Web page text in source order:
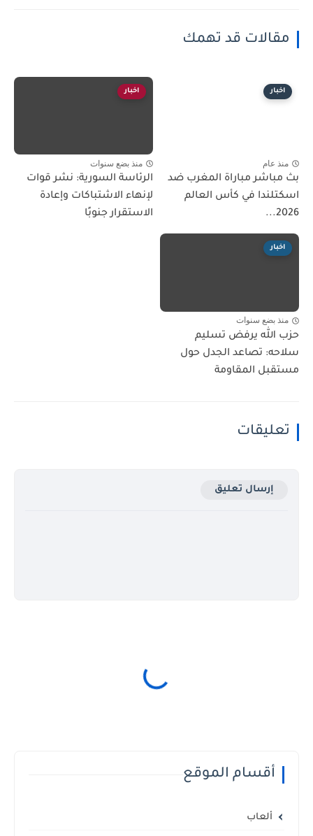
مقالات قد تهمك
اخبار
منذ عام
بث مباشر مباراة المغرب ضد
اسكتلندا في كأس العالم
2026...
اخبار
منذ بضع سنوات
الرئاسة السورية: نشر قوات
لإنهاء الاشتباكات وإعادة
الاستقرار جنوبًا
اخبار
منذ بضع سنوات
حزب الله يرفض تسليم
سلاحه: تصاعد الجدل حول
مستقبل المقاومة
تعليقات
إرسال تعليق
أقسام الموقع
ألعاب